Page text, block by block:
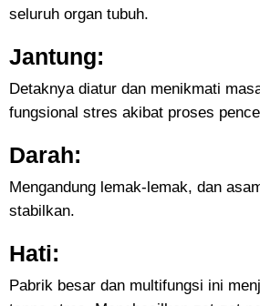
seluruh organ tubuh.
Jantung:
Detaknya diatur dan menikmati
fungsional stres akibat proses
Darah:
Mengandung lemak-lemak, dan
stabilkan.
Hati:
Pabrik besar dan multifungsi ini